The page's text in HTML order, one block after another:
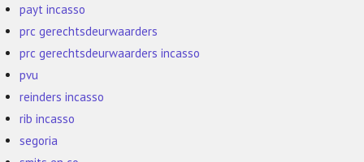
payt incasso
prc gerechtsdeurwaarders
prc gerechtsdeurwaarders incasso
pvu
reinders incasso
rib incasso
segoria